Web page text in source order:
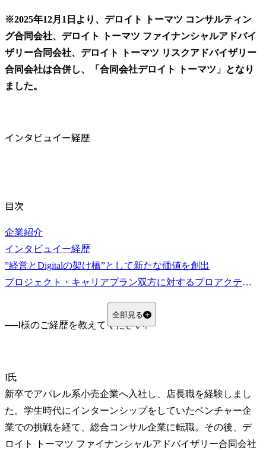
※2025年12月1日より、デロイト トーマツ コンサルティン
グ合同会社、デロイト トーマツ ファイナンシャルアドバイ
ザリー合同会社、デロイト トーマツ リスクアドバイザリー
合同会社は合併し、「合同会社デロイト トーマツ」となり
ました。
インタビュイー経歴
目次
企業紹介
インタビュイー経歴
”経営とDigitalの架け橋”として新たな価値を創出
プロジェクト・キャリアプラン双方に対するプロアクティブさが成長を加速させる
全部見る
──
I氏
新卒でアパレル系小売企業へ入社し、店長職を経験しまし
た。学生時代にインターンシップをしていたベンチャー企
業での挑戦を経て、総合コンサル企業に転職。その後、デ
ロイト トーマツ ファイナンシャルアドバイザリー合同会社